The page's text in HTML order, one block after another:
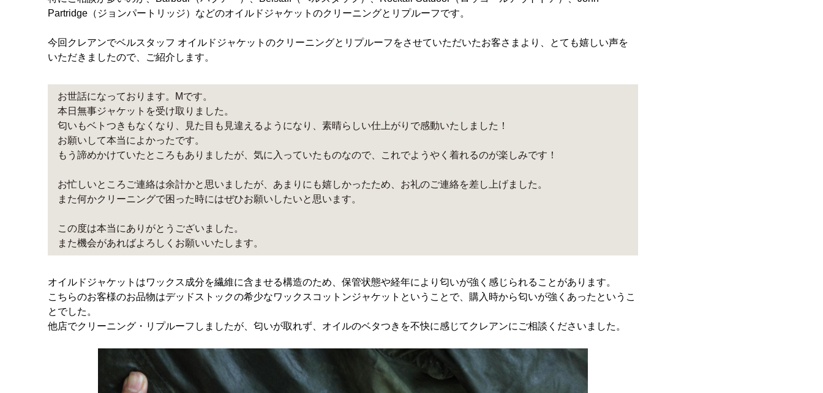
Partridge（ジョンパートリッジ）などのオイルドジャケットのクリーニングとリプルーフです。
今回クレアンでベルスタッフ オイルドジャケットのクリーニングとリプルーフをさせていただいたお客さまより、とても嬉しい声を
いただきましたので、ご紹介します。
お世話になっております。Mです。
本日無事ジャケットを受け取りました。
匂いもベトつきもなくなり、見た目も見違えるようになり、素晴らしい仕上がりで感動いたしました！
お願いして本当によかったです。
もう諦めかけていたところもありましたが、気に入っていたものなので、これでようやく着れるのが楽しみです！
お忙しいところご連絡は余計かと思いましたが、あまりにも嬉しかったため、お礼のご連絡を差し上げました。
また何かクリーニングで困った時にはぜひお願いしたいと思います。
この度は本当にありがとうございました。
また機会があればよろしくお願いいたします。
オイルドジャケットはワックス成分を繊維に含ませる構造のため、保管状態や経年により匂いが強く感じられることがあります。
こちらのお客様のお品物はデッドストックの希少なワックスコットンジャケットということで、購入時から匂いが強くあったというこ
とでした。
他店でクリーニング・リプルーフしましたが、匂いが取れず、オイルのベタつきを不快に感じてクレアンにご相談くださいました。